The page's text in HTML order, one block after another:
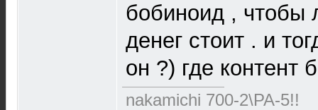
бобиноид , чтобы
денег стоит . и
он ?) где контент
nakamichi 700-2\PA-5!!